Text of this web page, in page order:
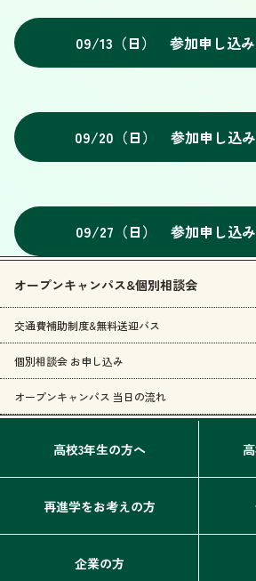
09/13（日） 参加申し込み
09/20（日） 参加申し込み
09/27（日） 参加申し込み
オープンキャンパス&個別相談会
交通費補助制度&無料送迎バス
個別相談会 お申し込み
オープンキャンパス 当日の流れ
高校3年生の方へ
再進学をお考えの方
企業の方